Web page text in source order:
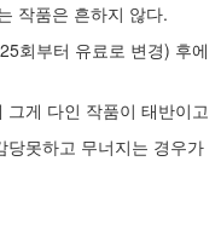
작품은 흔하지 않다.
회부터 유료로 변경) 후에
게 다인 작품이 태반이고
당못하고 무너지는 경우가